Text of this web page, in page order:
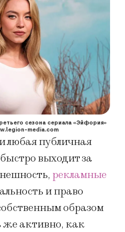
сезона сериала «Эйфория»
media.com
любая публичная
выходит за
рекламные
и право
образом
же активно, как